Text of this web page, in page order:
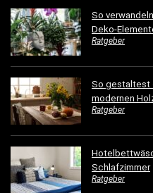
So
Deko-
Ratgeber
So gestaltest
modernen
Ratgeber
Schlafzimmer
Ratgeber